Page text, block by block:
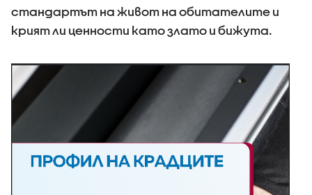
стандартът на живот на обитателите и
крият ли ценности като злато и бижута.